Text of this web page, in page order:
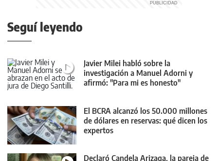
Seguí leyendo
Javier Milei habló sobre la
investigación a Manuel Adorni y
afirmó: "Para mi es honesto"
El BCRA alcanzó los 50.000 millones
de dólares en reservas: qué dicen los
expertos
Declaró Candela Arizaga, la pareja de